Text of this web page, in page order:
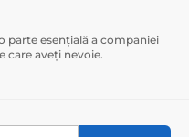
parte esențială a companiei
care aveți nevoie.